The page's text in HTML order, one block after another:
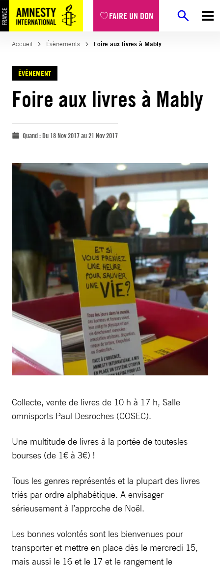
FAIRE UN DON
Accueil Évènements Foire aux livres à Mably
ÉVÈNEMENT
Foire aux livres à Mably
Quand :Du 18 Nov 2017 au 21 Nov 2017
Collecte, vente de livres de 10 h à 17 h, Salle
omnisports Paul Desroches (COSEC).
Une multitude de livres à la portée de toutesles
bourses (de 1€ à 3€) !
Tous les genres représentés et la plupart des livres
triés par ordre alphabétique. A envisager
sérieusement à l’approche de Noël.
Les bonnes volontés sont les bienvenues pour
transporter et mettre en place dès le mercredi 15,
mais aussi le 16 et le 17 et le rangement le